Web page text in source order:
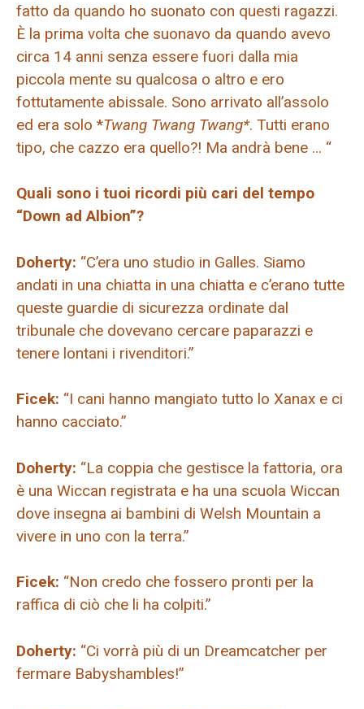
fatto da quando ho suonato con questi ragazzi.
È la prima volta che suonavo da quando avevo
circa 14 anni senza essere fuori dalla mia
piccola mente su qualcosa o altro e ero
fottutamente abissale. Sono arrivato all’assolo
ed era solo *Twang Twang Twang*. Tutti erano
tipo, che cazzo era quello?! Ma andrà bene … “
Quali sono i tuoi ricordi più cari del tempo
“Down ad Albion”?
Doherty: “C’era uno studio in Galles. Siamo
andati in una chiatta in una chiatta e c’erano tutte
queste guardie di sicurezza ordinate dal
tribunale che dovevano cercare paparazzi e
tenere lontani i rivenditori.”
Ficek: “I cani hanno mangiato tutto lo Xanax e ci
hanno cacciato.”
Doherty: “La coppia che gestisce la fattoria, ora
è una Wiccan registrata e ha una scuola Wiccan
dove insegna ai bambini di Welsh Mountain a
vivere in uno con la terra.”
Ficek: “Non credo che fossero pronti per la
raffica di ciò che li ha colpiti.”
Doherty: “Ci vorrà più di un Dreamcatcher per
fermare Babyshambles!”